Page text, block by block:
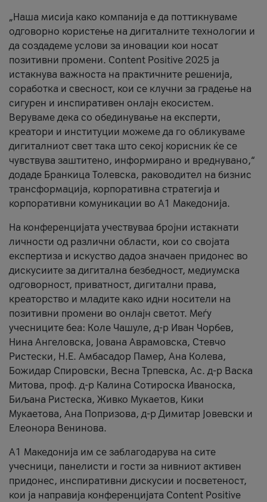
„Наша мисија како компанија е да поттикнуваме
одговорно користење на дигиталните технологии и
да создадеме услови за иновации кои носат
позитивни промени. Content Positive 2025 ја
истакнува важноста на практичните решенија,
соработка и свесност, кои се клучни за градење на
сигурен и инспиративен онлајн екосистем.
Веруваме дека со обединување на експерти,
креатори и институции можеме да го обликуваме
дигиталниот свет така што секој корисник ќе се
чувствува заштитено, информирано и вреднувано,“
додаде Бранкица Толевска, раководител на бизнис
трансформација, корпоративна стратегија и
корпоративни комуникации во А1 Македонија.
На конференцијата учествуваа бројни истакнати
личности од различни области, кои со својата
експертиза и искуство дадоа значаен придонес во
дискусиите за дигитална безбедност, медиумска
одговорност, приватност, дигитални права,
креаторство и младите како идни носители на
позитивни промени во онлајн светот. Меѓу
учесниците беа: Коле Чашуле, д-р Иван Чорбев,
Нина Ангеловска, Јована Аврамовска, Стевчо
Ристески, Н.Е. Амбасадор Памер, Ана Колева,
Божидар Спировски, Весна Трпевска, Ас. д-р Васка
Митова, проф. д-р Калина Сотироска Иваноска,
Биљана Ристеска, Живко Мукаетов, Кики
Мукаетова, Ана Попризова, д-р Димитар Јовевски и
Елеонора Венинова.
А1 Македонија им се заблагодарува на сите
учесници, панелисти и гости за нивниот активен
придонес, инспиративни дискусии и посветеност,
кои ја направија конференцијата Content Positive